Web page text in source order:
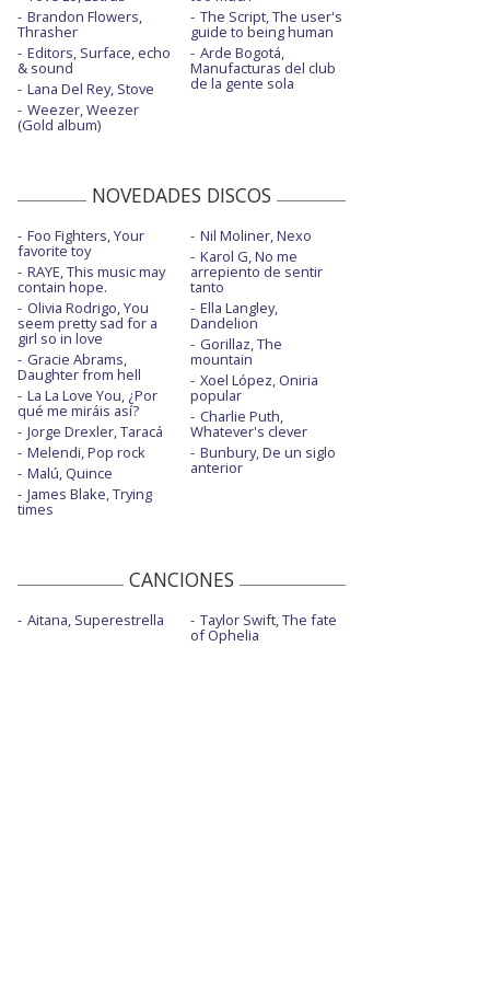
Brandon Flowers,
Thrasher
Editors, Surface, echo
& sound
Lana Del Rey, Stove
Weezer, Weezer
(Gold album)
The Script, The user's
guide to being human
Arde Bogotá,
Manufacturas del club
de la gente sola
NOVEDADES DISCOS
Foo Fighters, Your
favorite toy
RAYE, This music may
contain hope.
Olivia Rodrigo, You
seem pretty sad for a
girl so in love
Gracie Abrams,
Daughter from hell
La La Love You, ¿Por
qué me miráis así?
Jorge Drexler, Taracá
Melendi, Pop rock
Malú, Quince
James Blake, Trying
times
Nil Moliner, Nexo
Karol G, No me
arrepiento de sentir
tanto
Ella Langley,
Dandelion
Gorillaz, The
mountain
Xoel López, Oniria
popular
Charlie Puth,
Whatever's clever
Bunbury, De un siglo
anterior
CANCIONES
Aitana, Superestrella Taylor Swift, The fate
of Ophelia